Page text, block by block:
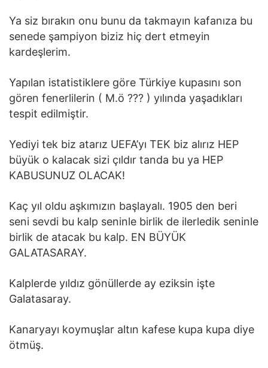
Ya siz bırakın onu bunu da takmayın kafanıza bu
senede şampiyon biziz hiç dert etmeyin
kardeşlerim.
Yapılan istatistiklere göre Türkiye kupasını son
gören fenerlilerin ( M.ö ??? ) yılında yaşadıkları
tespit edilmiştir.
Yediyi tek biz atarız UEFA’yı TEK biz alırız HEP
büyük o kalacak sizi çıldır tanda bu ya HEP
KABUSUNUZ OLACAK!
Kaç yıl oldu aşkımızın başlayalı. 1905 den beri
seni sevdi bu kalp seninle birlik de ilerledik seninle
birlik de atacak bu kalp. EN BÜYÜK
GALATASARAY.
Kalplerde yıldız gönüllerde ay eziksin işte
Galatasaray.
Kanaryayı koymuşlar altın kafese kupa kupa diye
ötmüş.